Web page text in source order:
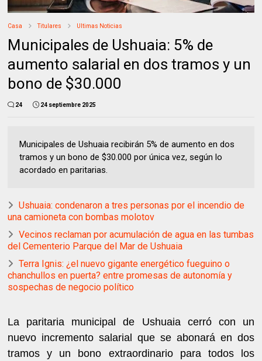
Casa Titulares Ultimas Noticias
Municipales de Ushuaia: 5% de
aumento salarial en dos tramos y un
bono de $30.000
24 24 septiembre 2025
Municipales de Ushuaia recibirán 5% de aumento en dos
tramos y un bono de $30.000 por única vez, según lo
acordado en paritarias.
Ushuaia: condenaron a tres personas por el incendio de
una camioneta con bombas molotov
Vecinos reclaman por acumulación de agua en las tumbas
del Cementerio Parque del Mar de Ushuaia
Terra Ignis: ¿el nuevo gigante energético fueguino o
chanchullos en puerta? entre promesas de autonomía y
sospechas de negocio político
La paritaria municipal de Ushuaia cerró con un
nuevo incremento salarial que se abonará en dos
tramos y un bono extraordinario para todos los